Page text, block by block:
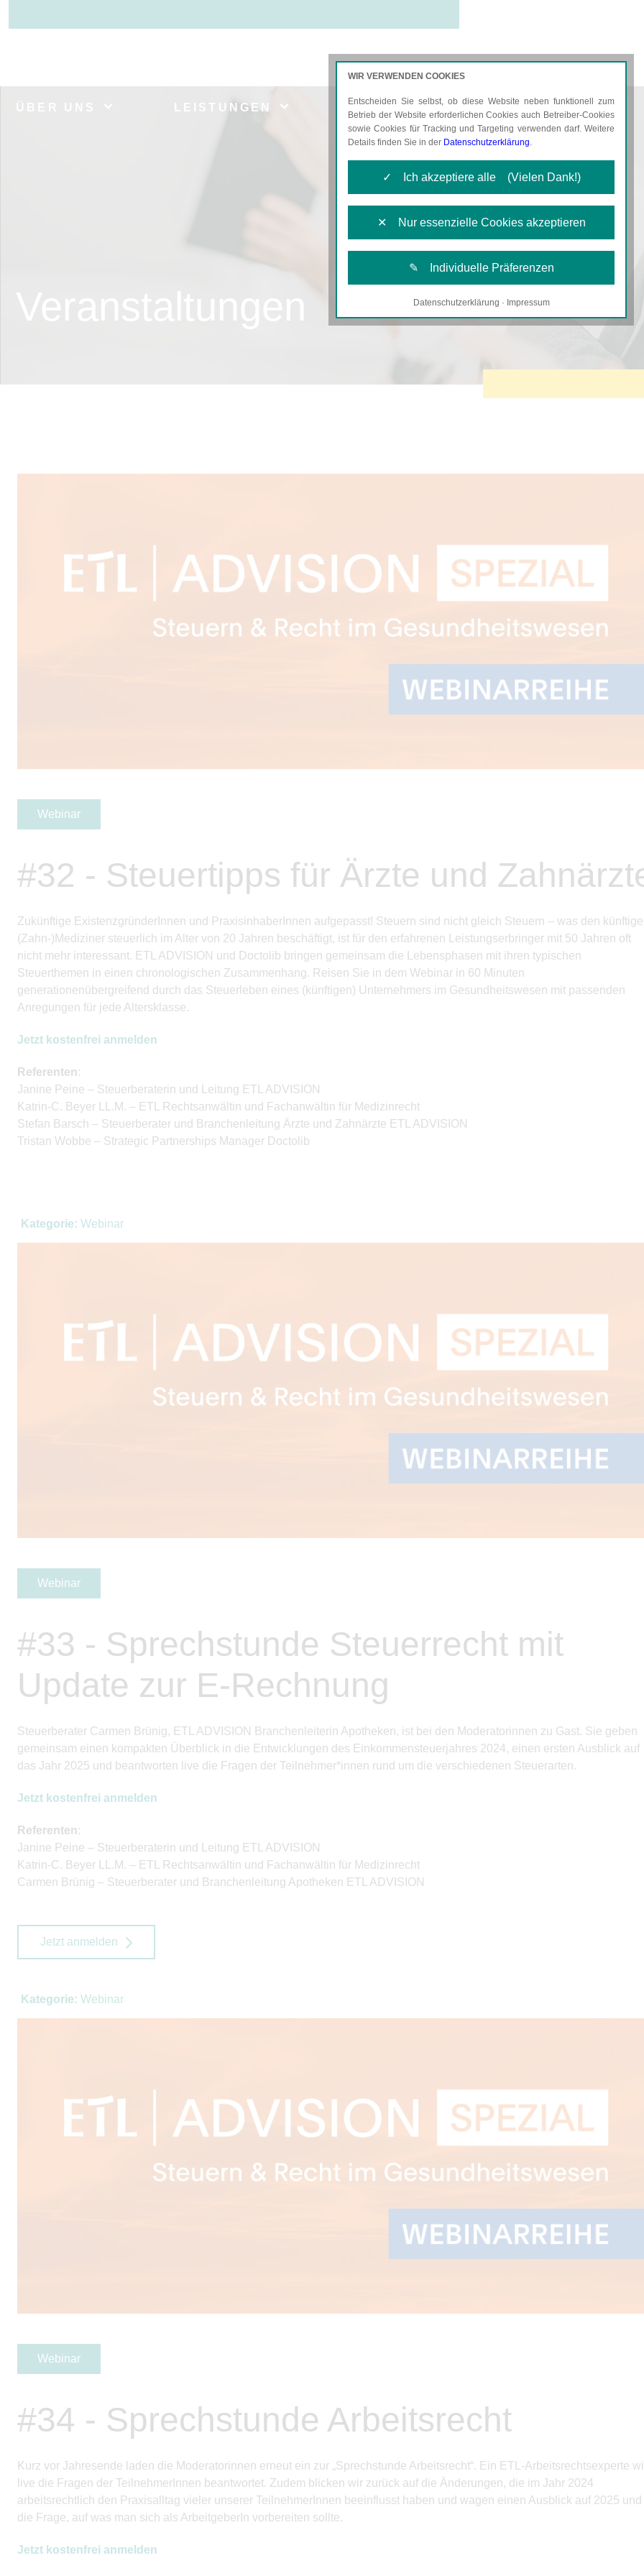
LEISTUNGEN AKTUELLES KARRIERE
Webinar
#32 - Steuertipps für Ärzte und
Zukünftige ExistenzgründerInnen und PraxisinhaberInnen aufgepasst! Steuern sind nicht gleich Steuern – was den
(Zahn-)Mediziner steuerlich im Alter von 20 Jahren beschäftigt, ist für den erfahrenen Leistungserbringer mit 50 Jahren oft
nicht mehr interessant. ETL ADVISION und Doctolib bringen gemeinsam die Lebensphasen mit ihren typischen
Steuerthemen in einen chronologischen Zusammenhang. Reisen Sie in dem Webinar in 60 Minuten
generationenübergreifend durch das Steuerleben eines (künftigen) Unternehmers im Gesundheitswesen mit passenden
Anregungen für jede Altersklasse.
Jetzt kostenfrei anmelden
Referenten:
Janine Peine – Steuerberaterin und Leitung ETL ADVISION
Katrin-C. Beyer LL.M. – ETL Rechtsanwältin und Fachanwältin für Medizinrecht
Stefan Barsch – Steuerberater und Branchenleitung Ärzte und Zahnärzte ETL ADVISION
Tristan Wobbe – Strategic Partnerships Manager Doctolib
Kategorie: Webinar
Webinar
#33 - Sprechstunde Steuerrecht mit
Update zur E-Rechnung
Steuerberater Carmen Brünig, ETL ADVISION Branchenleiterin Apotheken, ist bei den Moderatorinnen zu Gast. Sie geben
gemeinsam einen kompakten Überblick in die Entwicklungen des Einkommensteuerjahres 2024, einen ersten Ausblick auf
das Jahr 2025 und
beantworten live die Fragen der Teilnehmer*innen rund um die verschiedenen Steuerarten.
Jetzt kostenfrei anmelden
Referenten:
Janine Peine – Steuerberaterin und Leitung ETL ADVISION
Katrin-C. Beyer LL.M. – ETL Rechtsanwältin und Fachanwältin für Medizinrecht
Carmen Brünig – Steuerberater und Branchenleitung Apotheken ETL ADVISION
Jetzt anmelden
Kategorie: Webinar
Webinar
#34 - Sprechstunde Arbeitsrecht
Kurz vor Jahresende laden die Moderatorinnen erneut ein zur „Sprechstunde Arbeitsrecht“. Ein ETL-Arbeitsrechtsexperte
live die Fragen der Teilnehmer Innen beantwortet. Zudem blicken wir zurück auf die Änderungen, die im Jahr 2024
arbeitsrechtlich den Praxisalltag vieler unserer Teilnehmer Innen beeinflusst haben und wagen einen Ausblick auf 2025 und
die Frage, auf was man sich als ArbeitgeberIn vorbereiten sollte.
Jetzt kostenfrei anmelden
WIR VERWENDEN COOKIES
Entscheiden Sie selbst, ob diese Website neben funktionell zum
Betrieb der Website erforderlichen Cookies auch Betreiber-Cookies
sowie Cookies für Tracking und Targeting verwenden darf. Weitere
Details finden Sie in der Datenschutzerklärung.
✓ Ich akzeptiere alle (Vielen Dank!)
✕ Nur essenzielle Cookies akzeptieren
✎ Individuelle Präferenzen
Notwendige Cookies
Diese Cookies sind erforderlich, um z.B. Google Maps zu
Datenschutzerklärung · Impressum